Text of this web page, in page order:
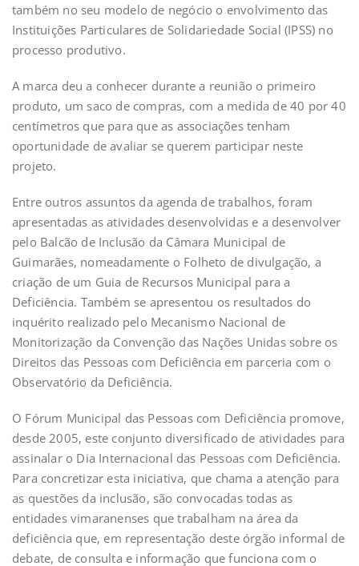
também no seu modelo de negócio o envolvimento das
Instituições Particulares de Solidariedade Social (IPSS) no
processo produtivo.
A marca deu a conhecer durante a reunião o primeiro
produto, um saco de compras, com a medida de 40 por 40
centímetros que para que as associações tenham
oportunidade de avaliar se querem participar neste
projeto.
Entre outros assuntos da agenda de trabalhos, foram
apresentadas as atividades desenvolvidas e a desenvolver
pelo Balcão de Inclusão da Câmara Municipal de
Guimarães, nomeadamente o Folheto de divulgação, a
criação de um Guia de Recursos Municipal para a
Deficiência. Também se apresentou os resultados do
inquérito realizado pelo Mecanismo Nacional de
Monitorização da Convenção das Nações Unidas sobre os
Direitos das Pessoas com Deficiência em parceria com o
Observatório da Deficiência.
O Fórum Municipal das Pessoas com Deficiência promove,
desde 2005, este conjunto diversificado de atividades para
assinalar o Dia Internacional das Pessoas com Deficiência.
Para concretizar esta iniciativa, que chama a atenção para
as questões da inclusão, são convocadas todas as
entidades vimaranenses que trabalham na área da
deficiência que, em representação deste órgão informal de
debate, de consulta e informação que funciona com o